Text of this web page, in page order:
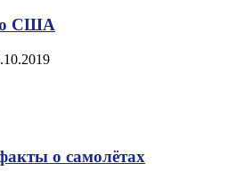
о США
о самолётах